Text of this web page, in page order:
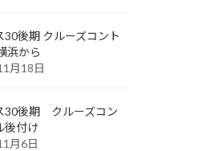
30後期 クルーズコント
浜から
月18日
30後期 クルーズコン
後付け
月6日